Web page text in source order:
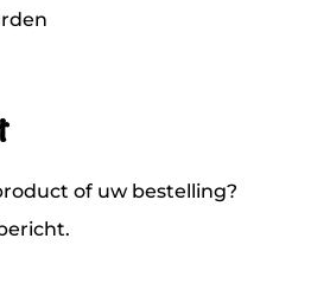
of uw bestelling?